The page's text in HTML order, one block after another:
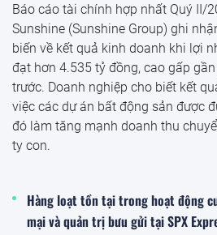
Báo cáo tài chính hợp nhất Quý II/
Sunshine (Sunshine Group) ghi
biến về kết quả kinh doanh khi lợi
đạt hơn 4.535 tỷ đồng, cao gấp
trước. Doanh nghiệp cho biết kết
việc các dự án bất động sản được
đó làm tăng mạnh doanh thu
ty con.
Hàng loạt tồn tại trong hoạt động
mại và quản trị bưu gửi tại SPX